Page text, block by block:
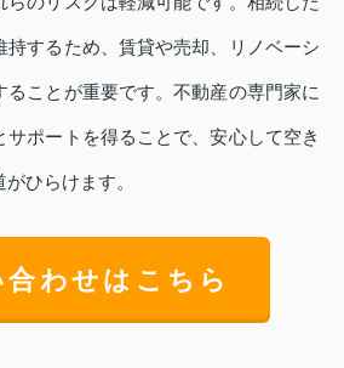
持するため、賃貸や売却、リノベーシ
ることが重要です。不動産の専門家に
ポートを得ることで、安心して空き
ひらけます。
合わせはこちら